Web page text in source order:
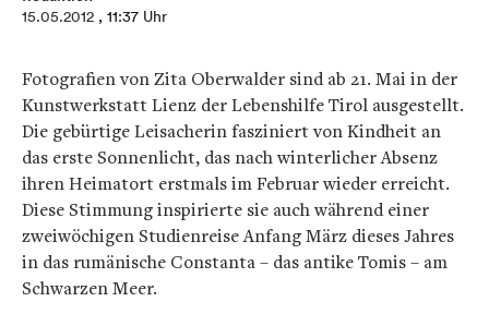
15.05.2012 , 11:37 Uhr
Fotografien von Zita Oberwalder sind ab 21. Mai in der
Kunstwerkstatt Lienz der Lebenshilfe Tirol ausgestellt.
Die gebürtige Leisacherin fasziniert von Kindheit an
das erste Sonnenlicht, das nach winterlicher Absenz
ihren Heimatort erstmals im Februar wieder erreicht.
Diese Stimmung inspirierte sie auch während einer
zweiwöchigen Studienreise Anfang März dieses Jahres
in das rumänische Constanta – das antike Tomis – am
Schwarzen Meer.